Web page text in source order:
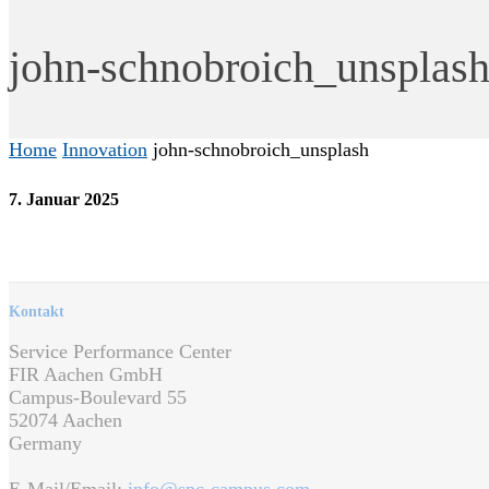
john-schnobroich_unsplash
Home Innovation john-schnobroich_unsplash
7. Januar 2025
Kontakt
Service Performance Center
FIR Aachen GmbH
Campus-Boulevard 55
52074 Aachen
Germany